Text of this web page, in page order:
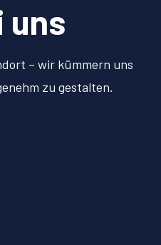
uns
– wir kümmern uns
zu gestalten.